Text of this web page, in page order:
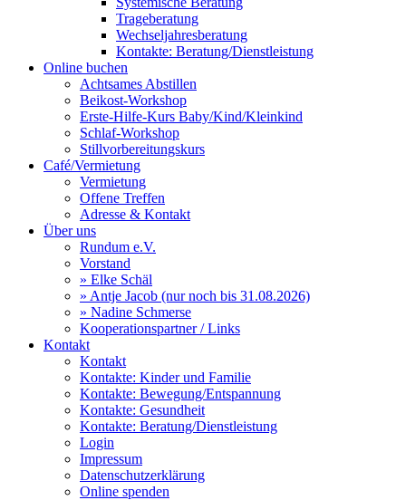
Trageberatung
Wechseljahresberatung
Kontakte: Beratung/Dienstleistung
Online buchen
Achtsames Abstillen
Beikost-Workshop
Erste-Hilfe-Kurs Baby/Kind/Kleinkind
Schlaf-Workshop
Stillvorbereitungskurs
Café/Vermietung
Vermietung
Offene Treffen
Adresse & Kontakt
Über uns
Rundum e.V.
Vorstand
» Elke Schäl
» Antje Jacob (nur noch bis 31.08.2026)
» Nadine Schmerse
Kooperationspartner / Links
Kontakt
Kontakt
Kontakte: Kinder und Familie
Kontakte: Bewegung/Entspannung
Kontakte: Gesundheit
Kontakte: Beratung/Dienstleistung
Login
Impressum
Datenschutzerklärung
Online spenden